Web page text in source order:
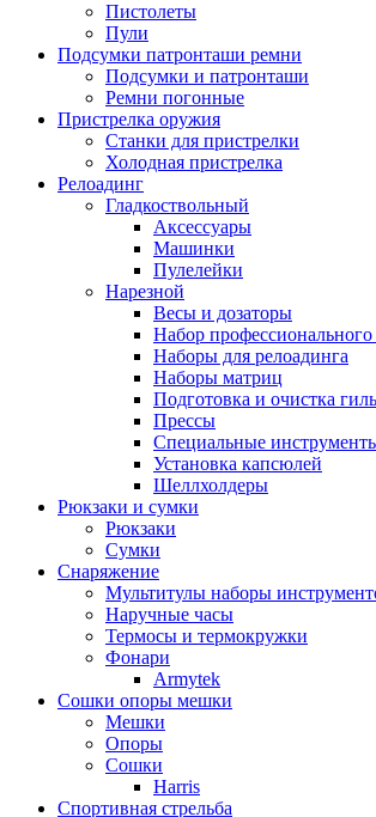
Пистолеты
Пули
Подсумки патронташи ремни
Подсумки и патронташи
Ремни погонные
Пристрелка оружия
Станки для пристрелки
Холодная пристрелка
Релоадинг
Гладкоствольный
Аксессуары
Машинки
Пулелейки
Нарезной
Весы и дозаторы
Набор
Наборы для релоадинга
Наборы матриц
Подготовка и очистка
Прессы
Специальные
Установка капсюлей
Шеллхолдеры
Рюкзаки и сумки
Рюкзаки
Сумки
Снаряжение
Мультитулы наборы
Наручные часы
Термосы и термокружки
Фонари
Armytek
Сошки опоры мешки
Мешки
Опоры
Сошки
Harris
Спортивная стрельба